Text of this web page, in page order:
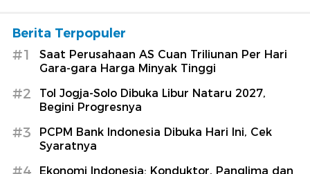
Berita Terpopuler
#1
Saat Perusahaan AS Cuan Triliunan Per Hari
Gara-gara Harga Minyak Tinggi
#2
Tol Jogja-Solo Dibuka Libur Nataru 2027,
Begini Progresnya
#3
PCPM Bank Indonesia Dibuka Hari Ini, Cek
Syaratnya
Ekonomi Indonesia: Konduktor, Panglima dan